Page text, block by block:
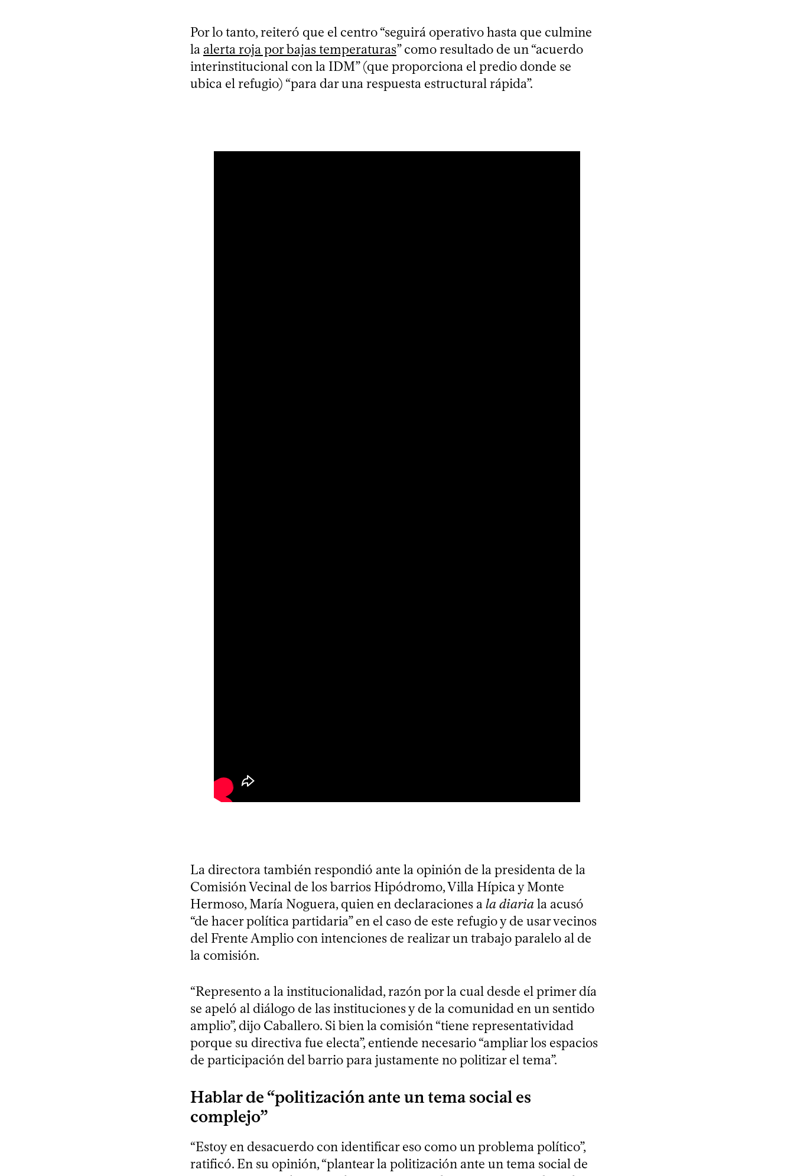
Por lo tanto, reiteró que el centro “seguirá operativo hasta que culmine
la alerta roja por bajas temperaturas” como resultado de un “acuerdo
interinstitucional con la IDM” (que proporciona el predio donde se
ubica el refugio) “para dar una respuesta estructural rápida”.
La directora también respondió ante la opinión de la presidenta de la
Comisión Vecinal de los barrios Hipódromo, Villa Hípica y Monte
Hermoso, María Noguera, quien en declaraciones ala diariala acusó
“de hacer política partidaria” en el caso de este refugio y de usar vecinos
del Frente Amplio con intenciones de realizar un trabajo paralelo al de
la comisión.
“Represento a la institucionalidad, razón por la cual desde el primer día
se apeló al diálogo de las instituciones y de la comunidad en un sentido
amplio”, dijo Caballero. Si bien la comisión “tiene representatividad
porque su directiva fue electa”, entiende necesario “ampliar los espacios
de participación del barrio para justamente no politizar el tema”.
Hablar de “politización ante un tema social es
complejo”
“Estoy en desacuerdo con identificar eso como un problema político”,
ratificó. En su opinión, “plantear la politización ante un tema social de